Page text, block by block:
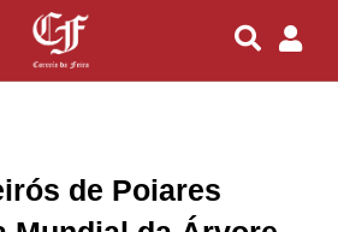
de Poiares